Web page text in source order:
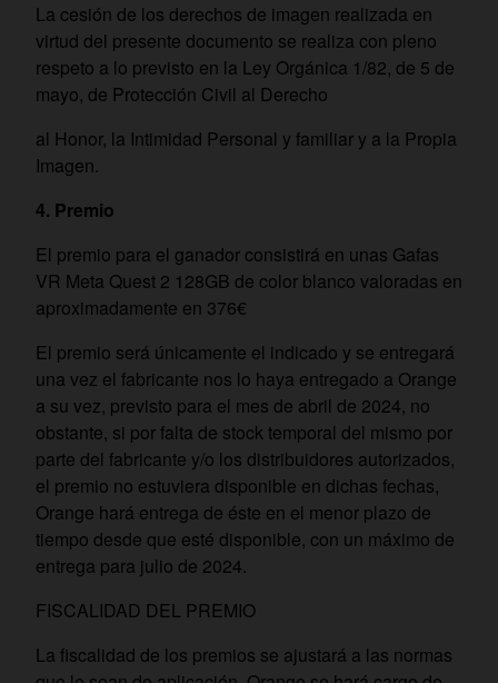
La cesión de los derechos de imagen realizada en
virtud del presente documento se realiza con pleno
respeto a lo previsto en la Ley Orgánica 1/82, de 5 de
mayo, de Protección Civil al Derecho
al Honor, la Intimidad Personal y familiar y a la Propia
Imagen.
4. Premio
El premio para el ganador consistirá en unas Gafas
VR Meta Quest 2 128GB de color blanco valoradas en
aproximadamente en 376€
El premio será únicamente el indicado y se entregará
una vez el fabricante nos lo haya entregado a Orange
a su vez, previsto para el mes de abril de 2024, no
obstante, si por falta de stock temporal del mismo por
parte del fabricante y/o los distribuidores autorizados,
el premio no estuviera disponible en dichas fechas,
Orange hará entrega de éste en el menor plazo de
tiempo desde que esté disponible, con un máximo de
entrega para julio de 2024.
FISCALIDAD DEL PREMIO
La fiscalidad de los premios se ajustará a las normas